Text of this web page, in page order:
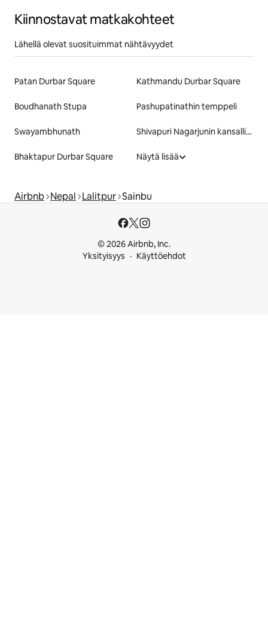
Kiinnostavat matkakohteet
Lähellä olevat suosituimmat nähtävyydet
Patan Durbar Square Kathmandu Durbar Square
Boudhanath Stupa Pashupatinathin temppeli
Swayambhunath Shivapuri Nagarjunin kansallispuisto
Bhaktapur Durbar Square Näytä lisää
Airbnb Nepal Lalitpur Sainbu
© 2026 Airbnb, Inc.
Yksityisyys
Käyttöehdot